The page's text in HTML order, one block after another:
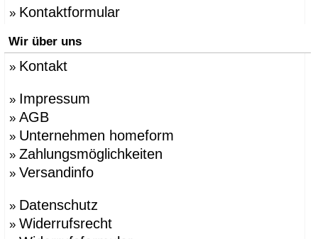
» Kontaktformular
Wir über uns
» Kontakt
» Impressum
» AGB
» Unternehmen homeform
» Zahlungsmöglichkeiten
» Versandinfo
» Datenschutz
» Widerrufsrecht